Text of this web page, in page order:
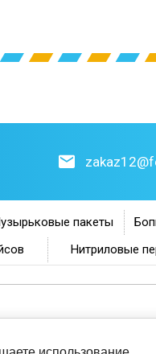
пакеты
Нитриловые